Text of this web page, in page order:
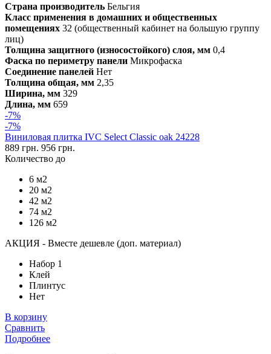
Страна производитель Бельгия
Класс применения в домашних и общественных
помещениях 32 (общественный кабинет на большую группу
лиц)
Толщина защитного (износостойкого) слоя, мм 0,4
Фаска по периметру панели Микрофаска
Соединение панелей Нет
Толщина общая, мм 2,35
Ширина, мм 329
Длина, мм 659
-7%
-7%
Виниловая плитка IVC Select Classic oak 24228
889 грн. 956 грн.
Количество до
6 м2
20 м2
42 м2
74 м2
126 м2
АКЦИЯ - Вместе дешевле (доп. материал)
Набор 1
Клей
Плинтус
Нет
В корзину
Сравнить
Подробнее